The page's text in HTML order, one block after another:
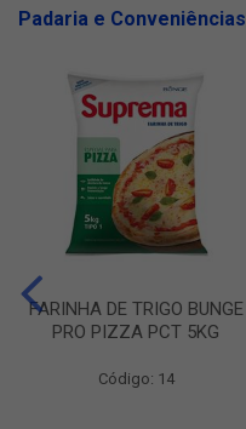
Padaria e Conveniências
FARINHA DE TRIGO BUNGE
PRO PIZZA PCT 5KG
Código: 14